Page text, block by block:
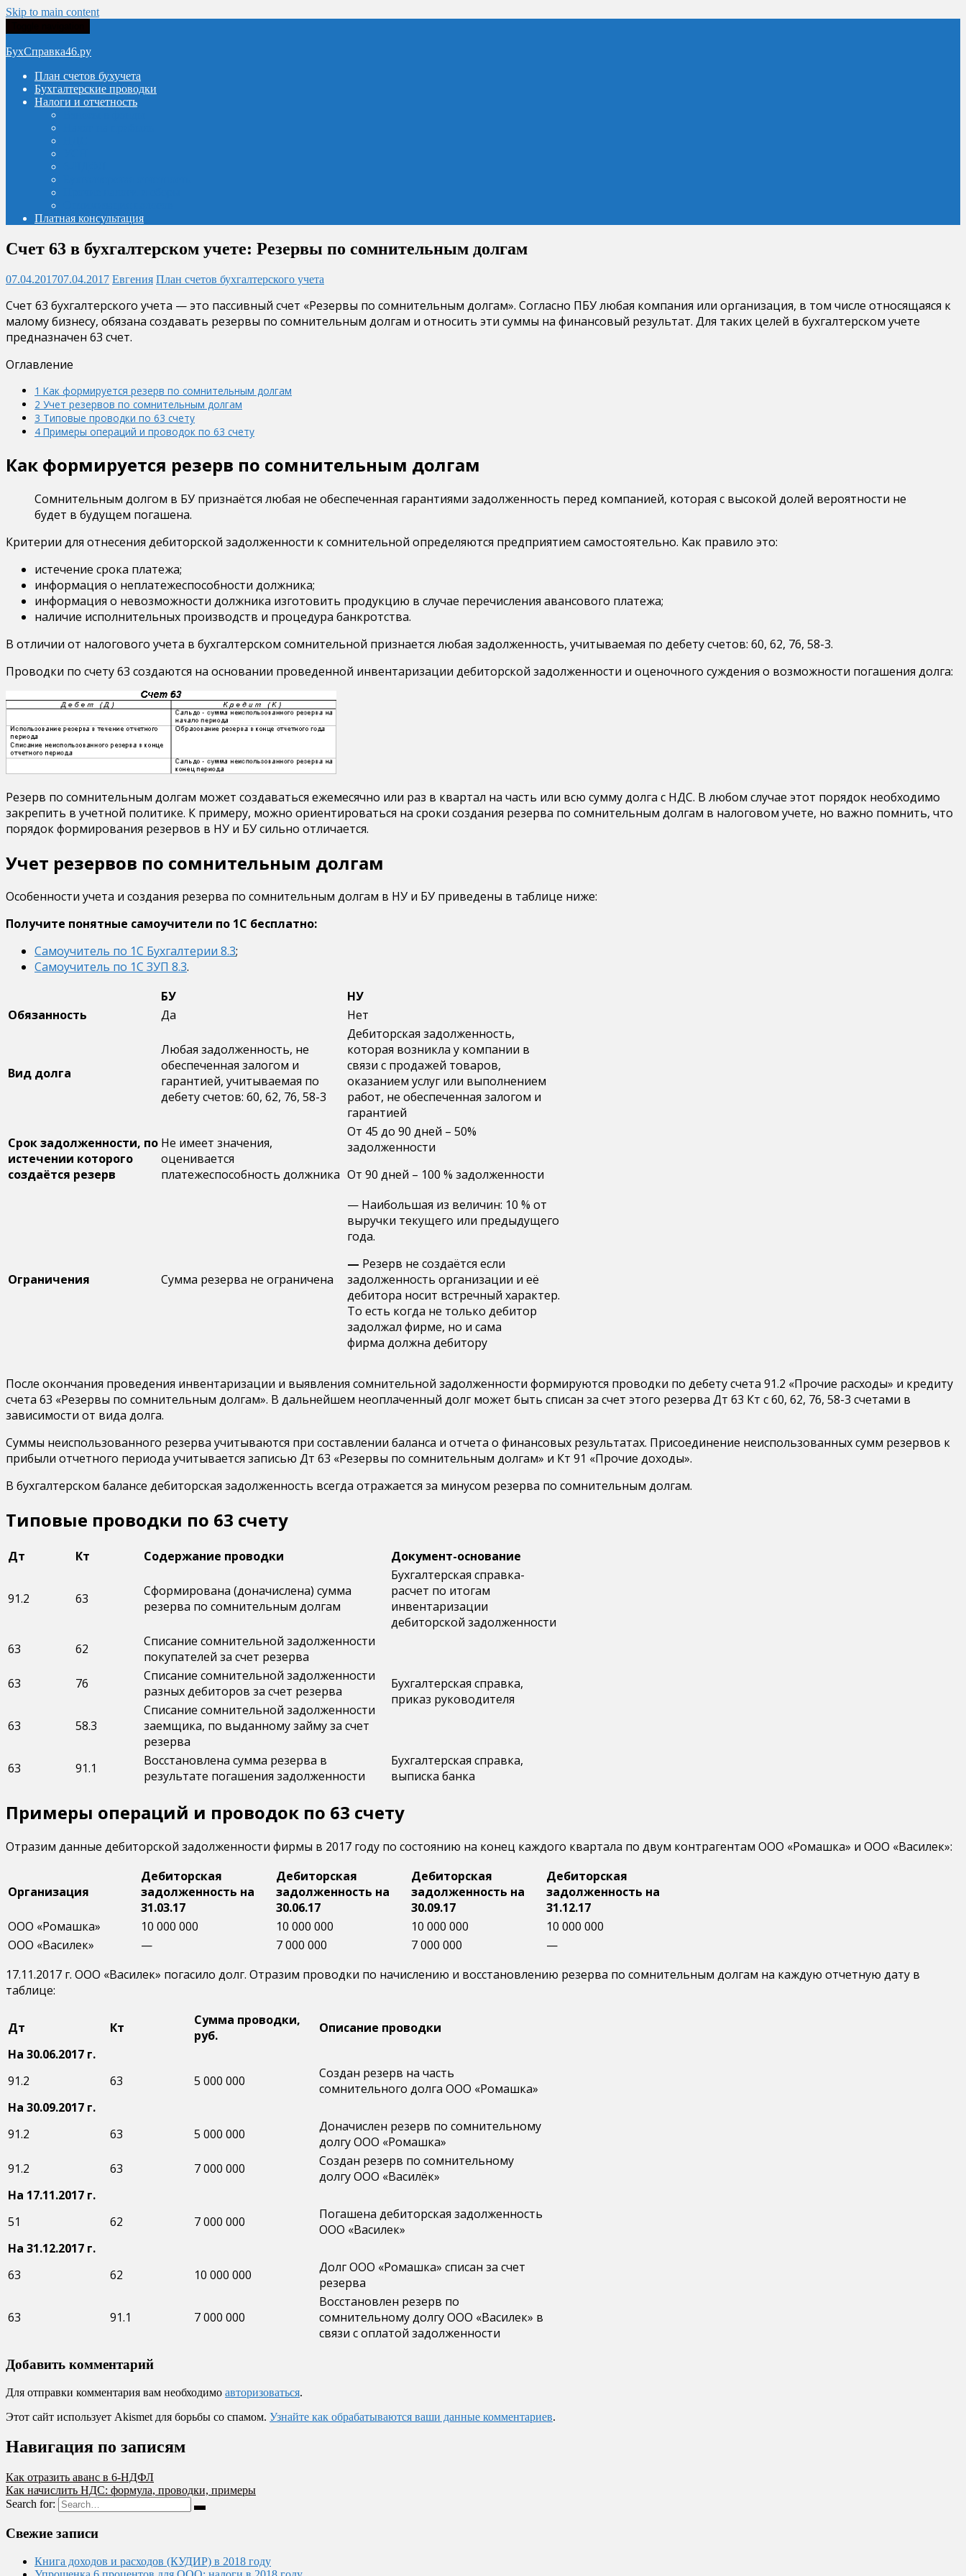
Skip to main content
БухСправка46.ру
План счетов бухучета
Бухгалтерские проводки
Налоги и отчетность
Платная консультация
Счет 63 в бухгалтерском учете: Резервы по сомнительным долгам
07.04.201707.04.2017 Евгения План счетов бухгалтерского учета
Счет 63 бухгалтерского учета — это пассивный счет «Резервы по сомнительным долгам». Согласно ПБУ любая компания или организация, в том числе относящаяся к
малому бизнесу, обязана создавать резервы по сомнительным долгам и относить эти суммы на финансовый результат. Для таких целей в бухгалтерском учете
предназначен 63 счет.
Оглавление
1 Как формируется резерв по сомнительным долгам
2 Учет резервов по сомнительным долгам
3 Типовые проводки по 63 счету
4 Примеры операций и проводок по 63 счету
Как формируется резерв по сомнительным долгам
Сомнительным долгом в БУ признаётся любая не обеспеченная гарантиями задолженность перед компанией, которая с высокой долей вероятности не
будет в будущем погашена.
Критерии для отнесения дебиторской задолженности к сомнительной определяются предприятием самостоятельно. Как правило это:
истечение срока платежа;
информация о неплатежеспособности должника;
информация о невозможности должника изготовить продукцию в случае перечисления авансового платежа;
наличие исполнительных производств и процедура банкротства.
В отличии от налогового учета в бухгалтерском сомнительной признается любая задолженность, учитываемая по дебету счетов: 60, 62, 76, 58-3.
Проводки по счету 63 создаются на основании проведенной инвентаризации дебиторской задолженности и оценочного суждения о возможности погашения долга:
Резерв по сомнительным долгам может создаваться ежемесячно или раз в квартал на часть или всю сумму долга с НДС. В любом случае этот порядок необходимо
закрепить в учетной политике. К примеру, можно ориентироваться на сроки создания резерва по сомнительным долгам в налоговом учете, но важно помнить, что
порядок формирования резервов в НУ и БУ сильно отличается.
Учет резервов по сомнительным долгам
Особенности учета и создания резерва по сомнительным долгам в НУ и БУ приведены в таблице ниже:
Получите понятные самоучители по 1С бесплатно:
Самоучитель по 1С Бухгалтерии 8.3;
Самоучитель по 1С ЗУП 8.3.
БУ
НУ
Обязанность
Да Нет
Вид долга
Любая задолженность, не
обеспеченная залогом и
гарантией, учитываемая по
дебету счетов: 60, 62, 76, 58-3
Дебиторская задолженность,
которая возникла у компании в
связи с продажей товаров,
оказанием услуг или выполнением
работ, не обеспеченная залогом и
гарантией
Срок задолженности, по
истечении которого
создаётся резерв
Не имеет значения,
оценивается
платежеспособность должника
От 45 до 90 дней – 50%
задолженности
От 90 дней – 100 % задолженности
Ограничения Сумма резерва не ограничена
— Наибольшая из величин: 10 % от
выручки текущего или предыдущего
года.
— Резерв не создаётся если
задолженность организации и её
дебитора носит встречный характер.
То есть когда не только дебитор
задолжал фирме, но и сама
фирма должна дебитору
После окончания проведения инвентаризации и выявления сомнительной задолженности формируются проводки по дебету счета 91.2 «Прочие расходы» и кредиту
счета 63 «Резервы по сомнительным долгам». В дальнейшем неоплаченный долг может быть списан за счет этого резерва Дт 63 Кт с 60, 62, 76, 58-3 счетами в
зависимости от вида долга.
Суммы неиспользованного резерва учитываются при составлении баланса и отчета о финансовых результатах. Присоединение неиспользованных сумм резервов к
прибыли отчетного периода учитывается записью Дт 63 «Резервы по сомнительным долгам» и Кт 91 «Прочие доходы».
В бухгалтерском балансе дебиторская задолженность всегда отражается за минусом резерва по сомнительным долгам.
Типовые проводки по 63 счету
Дт Кт Содержание проводки Документ-основание
91.2 63
Сформирована (доначислена) сумма
резерва по сомнительным долгам
Бухгалтерская справка-
расчет по итогам
инвентаризации
дебиторской задолженности
63
62
Списание сомнительной задолженности
покупателей за счет резерва
Бухгалтерская справка,
приказ руководителя
63 76
Списание сомнительной задолженности
разных дебиторов за счет резерва
63 58.3
Списание сомнительной задолженности
заемщика, по выданному займу за счет
резерва
63
91.1
Восстановлена сумма резерва в
результате погашения задолженности
Бухгалтерская справка,
выписка банка
Примеры операций и проводок по 63 счету
Отразим данные дебиторской задолженности фирмы в 2017 году по состоянию на конец каждого квартала по двум контрагентам ООО «Ромашка» и ООО «Василек»:
Организация
Дебиторская
задолженность на
31.03.17
Дебиторская
задолженность на
30.06.17
Дебиторская
задолженность на
30.09.17
Дебиторская
задолженность на
31.12.17
ООО «Ромашка»
10 000 000 10 000 000 10 000 000
10 000 000
ООО «Василек»
— 7 000 000 7 000 000
—
17.11.2017 г. ООО «Василек» погасило долг. Отразим проводки по начислению и восстановлению резерва по сомнительным долгам на каждую отчетную дату в
таблице:
Дт Кт
Сумма проводки,
руб.
Описание проводки
На 30.06.2017 г.
91.2
63 5 000 000
Создан резерв на часть
сомнительного долга ООО «Ромашка»
На 30.09.2017 г.
91.2
63 5 000 000
Доначислен резерв по сомнительному
долгу ООО «Ромашка»
91.2
63 7 000 000
Создан резерв по сомнительному
долгу ООО «Василёк»
На 17.11.2017 г.
51
62 7 000 000
Погашена дебиторская задолженность
ООО «Василек»
На 31.12.2017 г.
63
62 10 000 000
Долг ООО «Ромашка» списан за счет
резерва
63 91.1 7 000 000
Восстановлен резерв по
сомнительному долгу ООО «Василек» в
связи с оплатой задолженности
Добавить комментарий
Для отправки комментария вам необходимо авторизоваться.
Этот сайт использует Akismet для борьбы со спамом. Узнайте как обрабатываются ваши данные комментариев.
Навигация по записям
Как отразить аванс в 6-НДФЛ
Как начислить НДС: формула, проводки, примеры
Search for:
Свежие записи
Книга доходов и расходов (КУДИР) в 2018 году